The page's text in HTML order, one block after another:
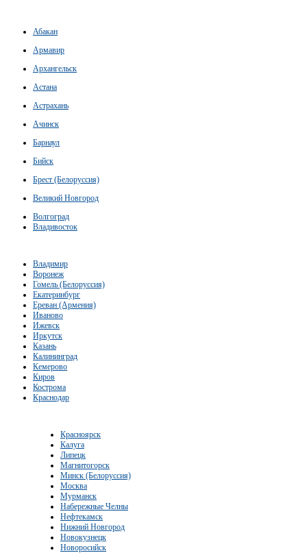
Абакан
Армавир
Архангельск
Астана
Астрахань
Ачинск
Барнаул
Бийск
Брест (Белоруссия)
Великий Новгород
Волгоград
Владивосток
Владимир
Воронеж
Гомель (Белоруссия)
Екатеринбург
Ереван (Армения)
Иваново
Ижевск
Иркутск
Казань
Калининград
Кемерово
Киров
Кострома
Краснодар
Красноярск
Калуга
Липецк
Магнитогорск
Минск (Белоруссия)
Москва
Мурманск
Набережные Челны
Нефтекамск
Нижний Новгород
Новокузнецк
Новоросийск